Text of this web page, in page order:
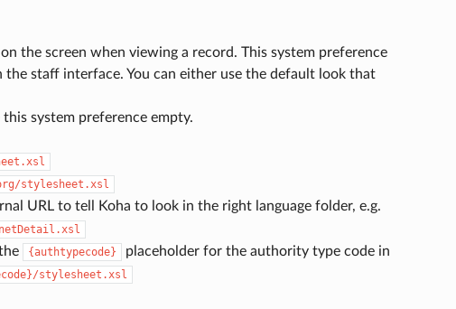
the screen when viewing a record. This system preference
staff interface. You can either use the default look that
system preference empty.
stylesheet.xsl
URL to tell Koha to look in the right language folder, e.g.
{authtypecode}
placeholder for the authority type code in
stylesheet.xsl